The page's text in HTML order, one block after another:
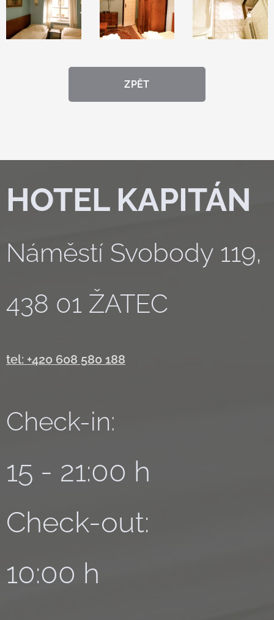
ZPĚT
HOTEL KAPITÁN
Náměstí Svobody 119,
438 01 ŽATEC
tel: +420 608 580 188
Check-in:
15 - 21:00 h
Check-out:
10:00 h